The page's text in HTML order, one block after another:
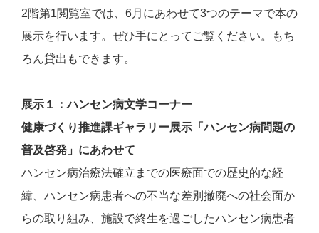
2階第1閲覧室では、 6月にあわせて3つのテーマで本の
展示を行います。ぜひ手にとってご覧ください。もち
ろん貸出もできます。
展示１：ハンセン病文学コーナー
健康づくり推進課ギャラリー展示「ハンセン病問題の
普及啓発」にあわせて
ハンセン病治療法確立までの医療面での歴史的な経
緯、ハンセン病患者への不当な差別撤廃への社会面か
らの取り組み、施設で終生を過ごしたハンセン病患者